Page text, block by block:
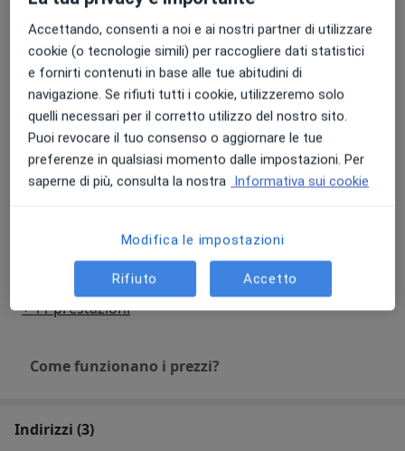
Colloquio psicologico
75 € Dettagli
Consulenza online
75 € Dettagli
Primo colloquio di coppia
100 € Dettagli
Primo colloquio individuale
Dettagli
+ 11 prestazioni
Come funzionano i prezzi?
Indirizzi (3)
Accettando, consenti a noi e ai nostri partner di utilizzare
cookie (o tecnologie simili) per raccogliere dati statistici
e fornirti contenuti in base alle tue abitudini di
navigazione. Se rifiuti tutti i cookie, utilizzeremo solo
quelli necessari per il corretto utilizzo del nostro sito.
Puoi revocare il tuo consenso o aggiornare le tue
preferenze in qualsiasi momento dalle impostazioni. Per
saperne di più, consulta la nostra Informativa sui cookie
Modifica le impostazioni
Rifiuto Accetto